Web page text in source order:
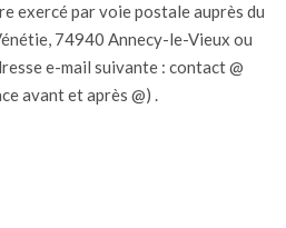
exercé par voie postale auprès du
74940 Annecy-le-Vieux ou
e-mail suivante : contact @
avant et après @) .